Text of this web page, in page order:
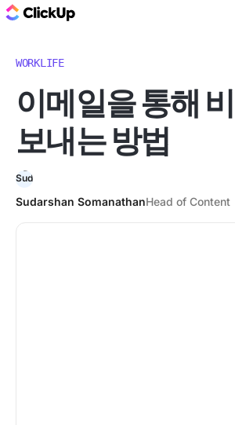
WORKLIFE
이메일을 통해
보내는 방법
Sudarshan SomanathanHead of Content